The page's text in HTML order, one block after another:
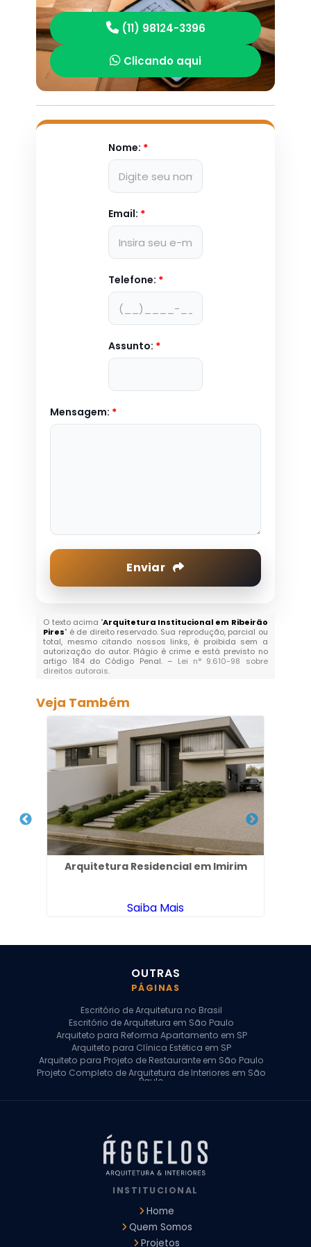
(11) 98124-3396
Clicando aqui
Nome: *
Email: *
Telefone: *
Assunto: *
Mensagem: *
Enviar
O texto acima "Arquitetura Institucional em Ribeirão
Pires" é de direito reservado. Sua reprodução, parcial ou
total, mesmo citando nossos links, é proibida sem a
autorização do autor. Plágio é crime e está previsto no
artigo 184 do Código Penal. – Lei n° 9.610-98 sobre
direitos autorais.
Veja Também
Arquitetura Residencial em Imirim
Saiba Mais
OUTRAS
PÁGINAS
Escritório de Arquitetura no Brasil
Escritório de Arquitetura em São Paulo
Arquiteto para Reforma Apartamento em SP
Arquiteto para Clínica Estética em SP
Arquiteto para Projeto de Restaurante em São Paulo
Projeto Completo de Arquitetura de Interiores em São
Paulo
Arquiteto para Projeto Comercial em São Paulo
Arquiteto Comercial
Arquiteto para Reforma de Apartamento
Arquiteto para Reforma Residencial
Arquitetura para Reforma de Casas
Design de Interiores Apartamentos
Design de Interiores Residencial
Empresa de Arquitetura e Design
INSTITUCIONAL
Home
Quem Somos
Projetos